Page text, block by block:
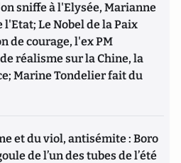
sniffe à l'Elysée, Marianne
l'Etat; Le Nobel de la Paix
de courage, l'ex PM
réalisme sur la Chine, la
Marine Tondelier fait du
et du viol, antisémite : Boro
de l’un des tubes de l’été